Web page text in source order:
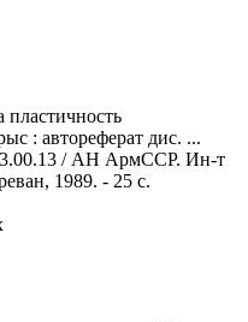
пластичность
: автореферат дис. ...
/ АН АрмССР. Ин-т
1989. - 25 с.